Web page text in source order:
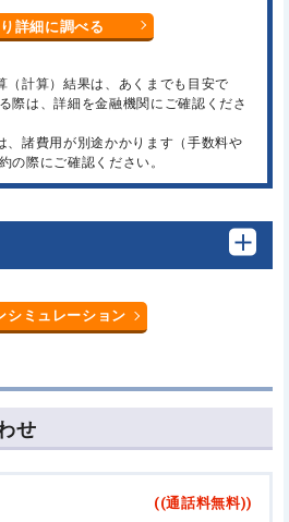
詳細に調べる
（計算）結果は、あくまでも目安で
際は、詳細を金融機関にご確認くださ
、諸費用が別途かかります（手数料や
の際にご確認ください。
シミュレーション
せ
((通話料無料))